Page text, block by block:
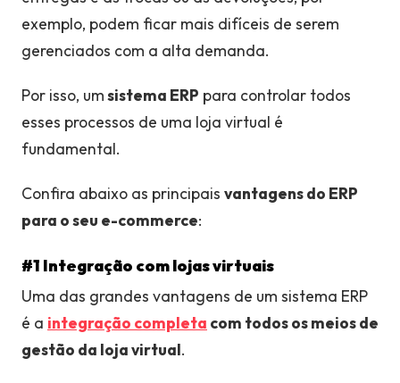
exemplo, podem ficar mais difíceis de serem
gerenciados com a alta demanda.
Por isso, umsistema ERP para controlar todos
esses processos de uma loja virtual é
fundamental.
Confira abaixo as principais vantagens do ERP
para o seu e-commerce:
#1 Integração com lojas virtuais
Uma das grandes vantagens de um sistema ERP
é a integração completa com todos os meios de
gestão da loja virtual.